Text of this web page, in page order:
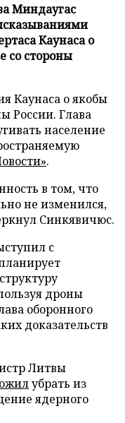
Миндаугас
Каунаса о
со стороны
Каунаса о якобы
России. Глава
население
.
в том, что
не изменился,
Синкявичюс.
с
дроны
оборонного
доказательств
Литвы
убрать из
ядерного